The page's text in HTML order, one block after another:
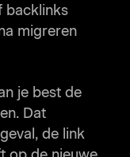
backlinks
migreren
je best de
Dat
de link